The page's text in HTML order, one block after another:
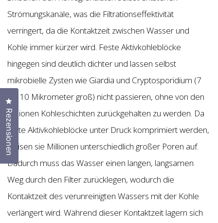
Strömungskanäle, was die Filtrationseffektivität
verringert, da die Kontaktzeit zwischen Wasser und
Kohle immer kürzer wird. Feste Aktivkohleblöcke
hingegen sind deutlich dichter und lassen selbst
mikrobielle Zysten wie Giardia und Cryptosporidium (7
bis 10 Mikrometer groß) nicht passieren, ohne von den
Millionen Kohleschichten zurückgehalten zu werden. Da
feste Aktivkohleblöcke unter Druck komprimiert werden,
weisen sie Millionen unterschiedlich großer Poren auf.
Dadurch muss das Wasser einen langen, langsamen
Weg durch den Filter zurücklegen, wodurch die
Kontaktzeit des verunreinigten Wassers mit der Kohle
verlängert wird. Während dieser Kontaktzeit lagern sich
Rezensionen
Klicken Sie, um den Bewertungsdialog zu öffnen